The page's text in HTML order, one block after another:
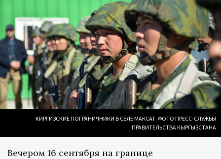
КИРГИЗСКИЕ ПОГРАНИЧНИКИ В СЕЛЕ МАКСАТ. ФОТО ПРЕСС-СЛУЖБЫ
ПРАВИТЕЛЬСТВА КЫРГЫЗСТАНА
Вечером 16 сентября на границе